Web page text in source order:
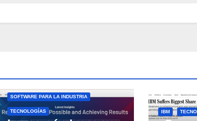
SOFTWARE PARA LA INDUSTRIA
TECNOLOGÍAS IBM